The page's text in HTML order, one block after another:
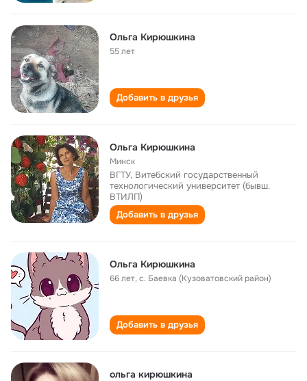
Ольга Кирюшкина
55 лет
Добавить в друзья
Ольга Кирюшкина
Минск
ВГТУ, Витебский государственный
технологический университет (бывш.
ВТИЛП)
Добавить в друзья
Ольга Кирюшкина
66 лет,с. Баевка (Кузоватовский район)
Добавить в друзья
ольга кирюшкина